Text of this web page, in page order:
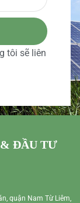
tôi sẽ liên
& ĐẦU TƯ
quận Nam Từ Liêm,